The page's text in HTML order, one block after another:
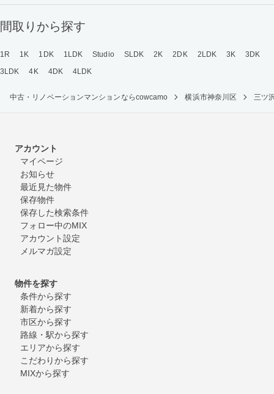
間取りから探す
1R 1K 1DK 1LDK Studio SLDK 2K 2DK 2LDK 3K
3DK
3LDK
4K 4DK 4LDK
中古・リノベーションマンションならcowcamo 横浜市神奈川区 三ツ
アカウント
マイページ
お知らせ
最近見た物件
保存物件
保存した検索条件
フォロー中のMIX
アカウント設定
メルマガ設定
物件を探す
条件から探す
新着から探す
市区から探す
路線・駅から探す
エリアから探す
こだわりから探す
MIXから探す